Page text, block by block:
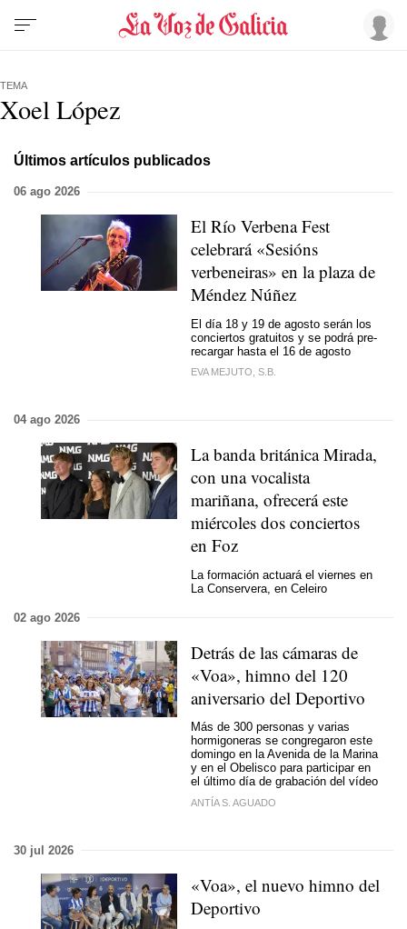
TEMA
Xoel López
Últimos artículos publicados
06 ago 2026
El Río Verbena Fest
celebrará «Sesións
verbeneiras» en la plaza de
Méndez Núñez
El día 18 y 19 de agosto serán los
conciertos gratuitos y se podrá pre-
recargar hasta el 16 de agosto
EVA MEJUTO, S.B.
04 ago 2026
La banda británica Mirada,
con una vocalista
mariñana, ofrecerá este
miércoles dos conciertos
en Foz
La formación actuará el viernes en
La Conservera, en Celeiro
02 ago 2026
Detrás de las cámaras de
«Voa», himno del 120
aniversario del Deportivo
Más de 300 personas y varias
hormigoneras se congregaron este
domingo en la Avenida de la Marina
y en el Obelisco para participar en
el último día de grabación del vídeo
ANTÍA S. AGUADO
30 jul 2026
«Voa», el nuevo himno del
Deportivo